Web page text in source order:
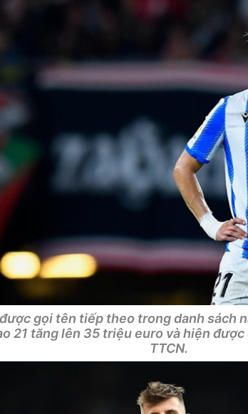
gọi tên tiếp theo trong danh sách
21 tăng lên 35 triệu euro và hiện
TTCN.